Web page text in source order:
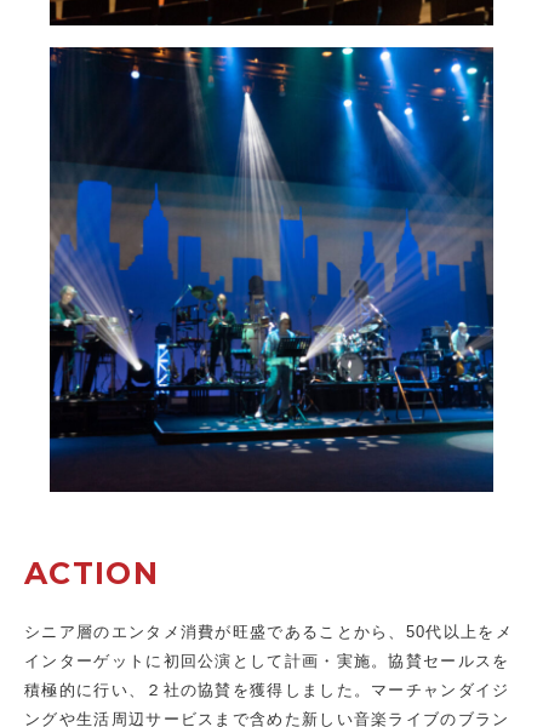
ACTION
シニア層のエンタメ消費が旺盛であることから、50代以上をメ
インターゲットに初回公演として計画・実施。協賛セールスを
積極的に行い、２社の協賛を獲得しました。マーチャンダイジ
ングや生活周辺サービスまで含めた新しい音楽ライブのブラン